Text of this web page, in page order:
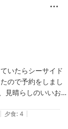
めいただき、大変
「高濃度炭酸
で何よりでござ
とのこと、次回
）にもお目を留め
リアフリーにも対
幅広い世代のお客
ております。
わらない「1年通
いたらシーサイド
ので予約をしまし
見晴らしのいいお部
達までもがとても
なる点がありまし
て風量を最大にし
| 夕食: 4 |